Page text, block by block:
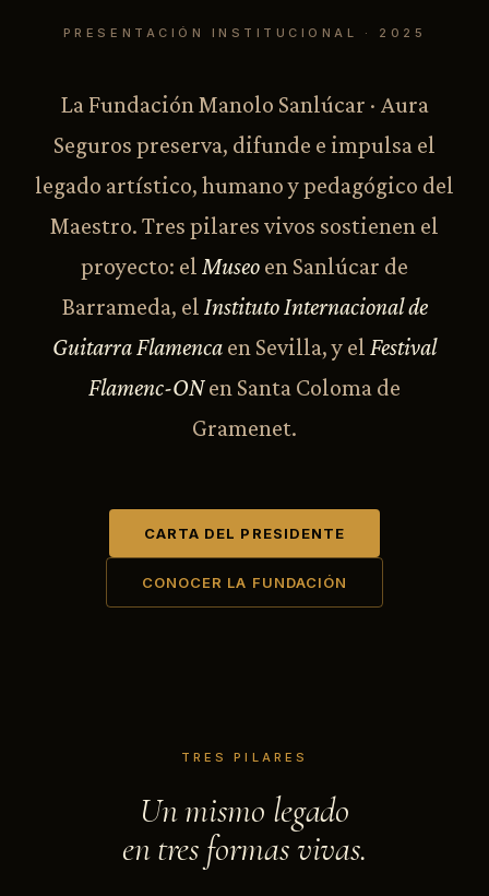
PRESENTACIÓN INSTITUCIONAL · 2025
La Fundación Manolo Sanlúcar · Aura
Seguros preserva, difunde e impulsa el
legado artístico, humano y pedagógico del
Maestro. Tres pilares vivos sostienen el
proyecto: el Museo en Sanlúcar de
Barrameda, el Instituto Internacional de
Guitarra Flamenca en Sevilla, y el Festival
Flamenc-ONen Santa Coloma de
Gramenet.
CARTA DEL PRESIDENTE
CONOCER LA FUNDACIÓN
TRES PILARES
Un mismo legado
en tres formas vivas.